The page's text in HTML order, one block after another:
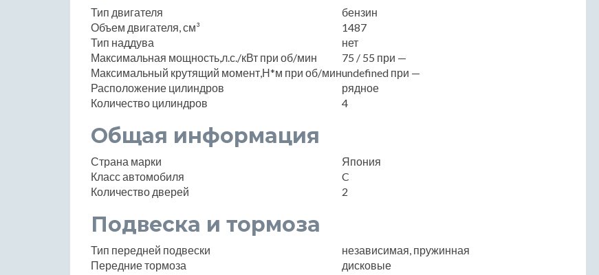
Тип двигателя
бензин
Объем двигателя, см³
1487
Тип наддува
нет
Максимальная мощность,л.с./кВт при об/мин
75 / 55 при —
Максимальный крутящий момент,Н*м при об/минundefined при —
Расположение цилиндров
рядное
Количество цилиндров
4
Общая информация
Страна марки
Япония
Класс автомобиля
C
Количество дверей
2
Подвеска и тормоза
Тип передней подвески
независимая, пружинная
Передние тормоза
дисковые